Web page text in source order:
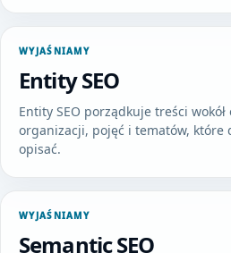
WYJAŚNIAMY
Entity SEO
Entity SEO porządkuje treści
organizacji, pojęć i tematów, które
opisać.
WYJAŚNIAMY
Semantic SEO